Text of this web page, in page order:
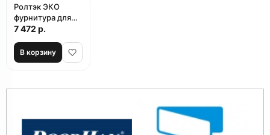
Ролтэк ЭКО
фурнитура для
откатных ворот
7 472 р.
В корзину